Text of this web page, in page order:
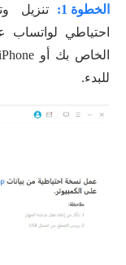
الخطوة 1:
للبدء.